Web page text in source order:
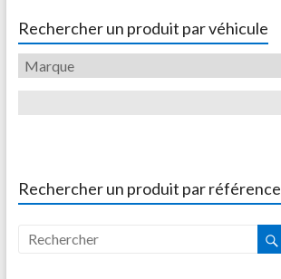
Rechercher un produit par véhicule
Rechercher un produit par référence